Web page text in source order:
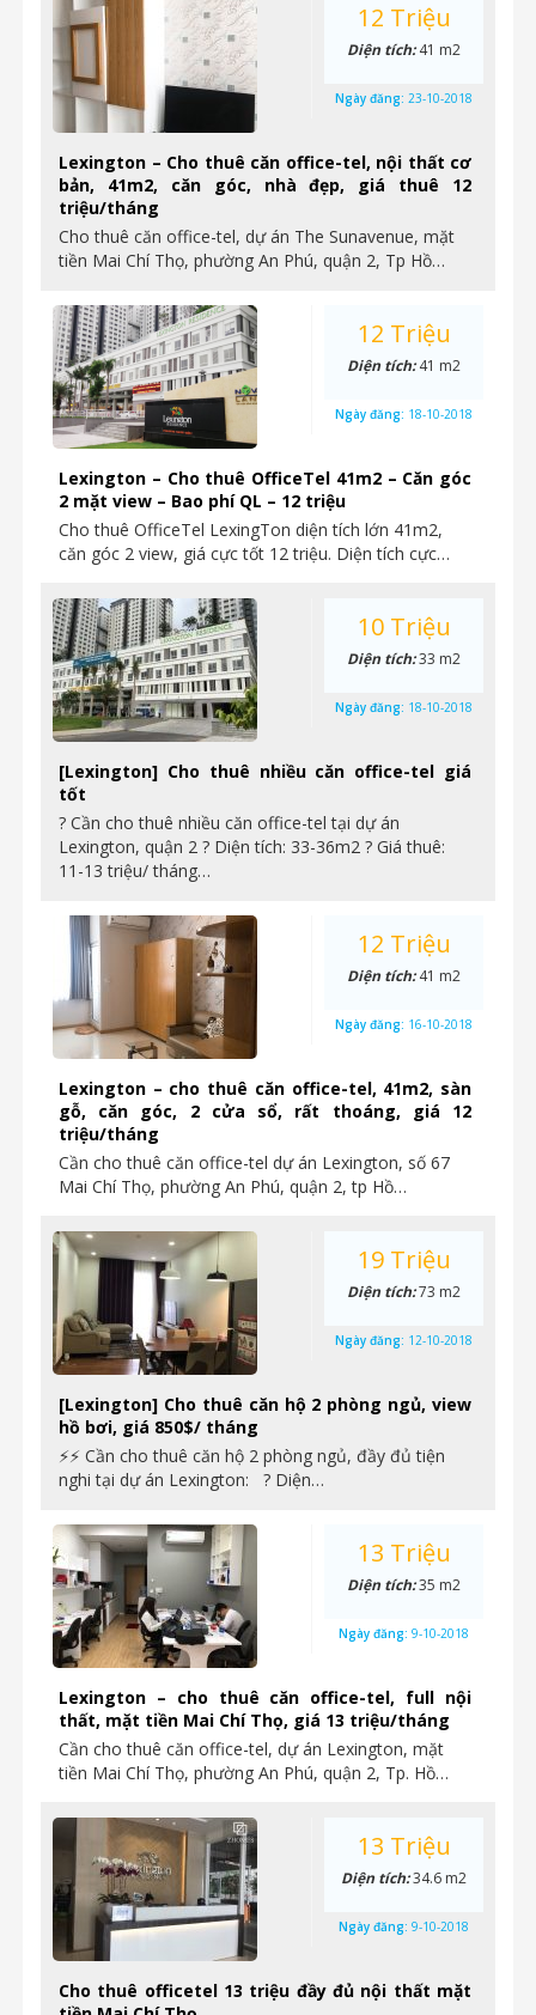
Lexington – Cho thuê căn office-tel, nội thất cơ
bản, 41m2, căn góc, nhà đẹp, giá thuê 12
triệu/tháng
Cho thuê căn office-tel, dự án The Sunavenue, mặt
tiền Mai Chí Thọ, phường An Phú, quận 2, Tp Hồ…
12 Triệu
Diện tích:41 m2
Ngày đăng: 23-10-2018
Lexington – Cho thuê OfficeTel 41m2 – Căn góc
2 mặt view – Bao phí QL – 12 triệu
Cho thuê OfficeTel LexingTon diện tích lớn 41m2,
căn góc 2 view, giá cực tốt 12 triệu. Diện tích cực…
12 Triệu
Diện tích:41 m2
Ngày đăng: 18-10-2018
[Lexington] Cho thuê nhiều căn office-tel giá
tốt
? Cần cho thuê nhiều căn office-tel tại dự án
Lexington, quận 2 ? Diện tích: 33-36m2 ? Giá thuê:
11-13 triệu/ tháng…
10 Triệu
Diện tích:33 m2
Ngày đăng: 18-10-2018
Lexington – cho thuê căn office-tel, 41m2, sàn
gỗ, căn góc, 2 cửa sổ, rất thoáng, giá 12
triệu/tháng
Cần cho thuê căn office-tel dự án Lexington, số 67
Mai Chí Thọ, phường An Phú, quận 2, tp Hồ…
12 Triệu
Diện tích:41 m2
Ngày đăng: 16-10-2018
[Lexington] Cho thuê căn hộ 2 phòng ngủ, view
hồ bơi, giá 850$/ tháng
⚡⚡ Cần cho thuê căn hộ 2 phòng ngủ, đầy đủ tiện
nghi tại dự án Lexington: ? Diện…
19 Triệu
Diện tích:73 m2
Ngày đăng: 12-10-2018
Lexington – cho thuê căn office-tel, full nội
thất, mặt tiền Mai Chí Thọ, giá 13 triệu/tháng
Cần cho thuê căn office-tel, dự án Lexington, mặt
tiền Mai Chí Thọ, phường An Phú, quận 2, Tp. Hồ…
13 Triệu
Diện tích:35 m2
Ngày đăng: 9-10-2018
Cho thuê officetel 13 triệu đầy đủ nội thất mặt
13 Triệu
Diện tích:34.6 m2
Ngày đăng: 9-10-2018